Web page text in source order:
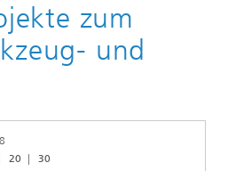
zum
und
20 30